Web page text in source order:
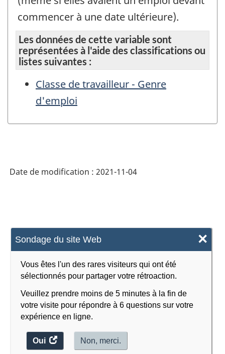
Sondage du site Web ×
Vous êtes l'un des rares visiteurs qui ont été
sélectionnés pour partager votre rétroaction.
Veuillez prendre moins de 5 minutes à la fin de
votre visite pour répondre à 6 questions sur votre
expérience en ligne.
Oui
accéder
au
Non, merci.
commencer à une date ultérieure).
Les données de cette variable sont
représentées à l'aide des classifications ou
listes suivantes :
Classe de travailleur - Genre
d'emploi
Date de modification : 2021-11-04